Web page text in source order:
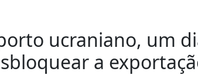
ucraniano, um
a